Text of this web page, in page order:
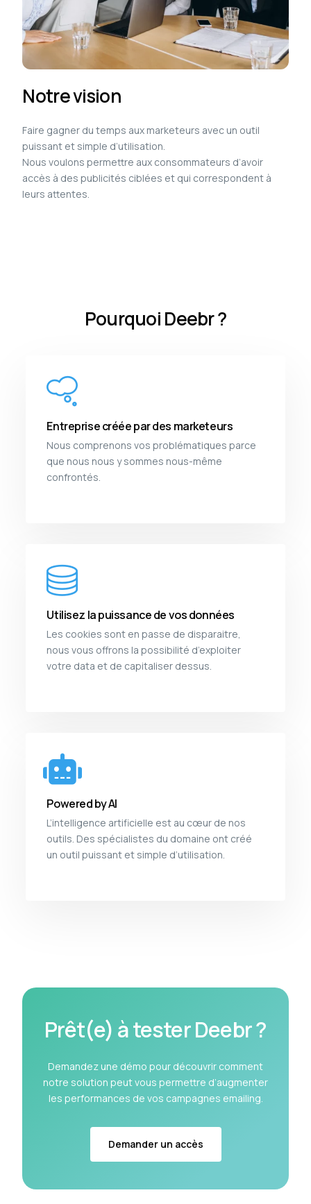
Notre vision
Faire gagner du temps aux marketeurs avec un outil
puissant et simple d’utilisation.
Nous voulons permettre aux consommateurs d’avoir
accès à des publicités ciblées et qui correspondent à
leurs attentes.
Pourquoi Deebr ?
Entreprise créée par des marketeurs
Nous comprenons vos problématiques parce
que nous nous y sommes nous-même
confrontés.
Utilisez la puissance de vos données
Les cookies sont en passe de disparaitre,
nous vous offrons la possibilité d’exploiter
votre data et de capitaliser dessus.
Powered by AI
L’intelligence artificielle est au cœur de nos
outils. Des spécialistes du domaine ont créé
un outil puissant et simple d’utilisation.
Prêt(e) à tester Deebr ?
Demandez une démo pour découvrir comment
notre solution peut vous permettre d’augmenter
les performances de vos campagnes emailing.
Demander un accès